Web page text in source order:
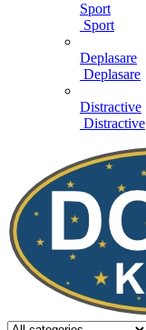
Sport
Sport
Deplasare
Deplasare
Distractive
Distractive